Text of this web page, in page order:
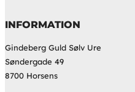
INFORMATION
Gindeberg Guld Sølv Ure
Søndergade 49
8700 Horsens